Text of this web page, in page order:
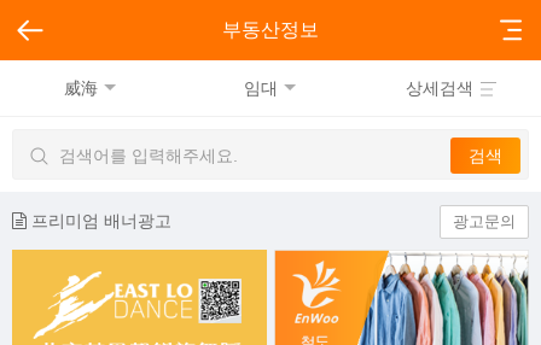
부동산정보
威海 임대 상세검색
프리미엄 배너광고 광고문의